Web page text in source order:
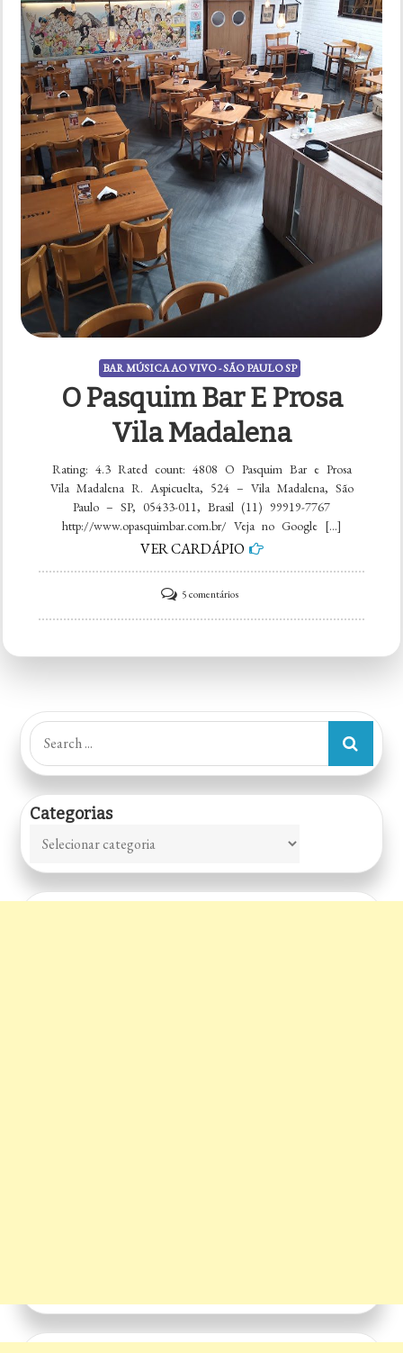
BAR MÚSICA AO VIVO - SÃO PAULO SP
O Pasquim Bar E Prosa
Vila Madalena
Rating: 4.3 Rated count: 4808 O Pasquim Bar e Prosa
Vila Madalena R. Aspicuelta, 524 – Vila Madalena, São
Paulo – SP, 05433-011, Brasil (11) 99919-7767
http://www.opasquimbar.com.br/ Veja no Google […]
VER CARDÁPIO
5 comentáriosem
O
Prosa
Madalena
Search
for:
Categorias
Categorias